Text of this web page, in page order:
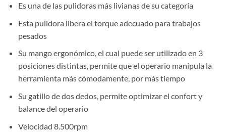
Es una de las pulidoras más livianas de su categoría
Esta pulidora libera el torque adecuado para trabajos
pesados
Su mango ergonómico, el cual puede ser utilizado en 3
posiciones distintas, permite que el operario manipula la
herramienta más cómodamente, por más tiempo
Su gatillo de dos dedos, permite optimizar el confort y
balance del operario
Velocidad 8.500rpm